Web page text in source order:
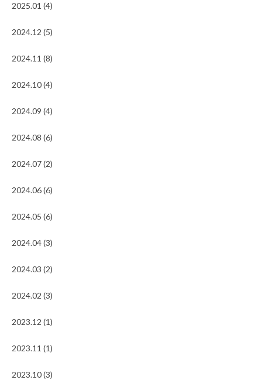
2025.01 (4)
2024.12 (5)
2024.11 (8)
2024.10 (4)
2024.09 (4)
2024.08 (6)
2024.07 (2)
2024.06 (6)
2024.05 (6)
2024.04 (3)
2024.03 (2)
2024.02 (3)
2023.12 (1)
2023.11 (1)
2023.10 (3)